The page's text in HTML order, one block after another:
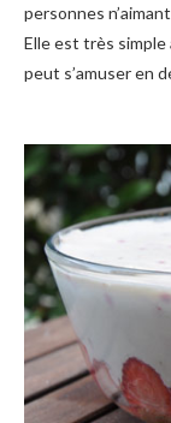
personnes
Elle est très
peut s’amuser en